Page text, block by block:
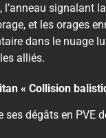
l’anneau signalant
et les orages
dans le nuage
alliés.
« Collision
dégâts en PVE